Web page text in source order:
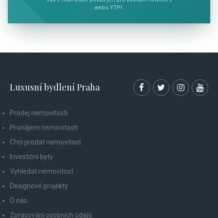
webu YTPI.
Luxusní bydlení Praha
Prodej nemovitostí
Pronájem nemovitostí
Chci prodat nemovitost
Investiční byty
Vyhledat nemovitost
Designové projekty
O nás
Zpracování osobních údajů